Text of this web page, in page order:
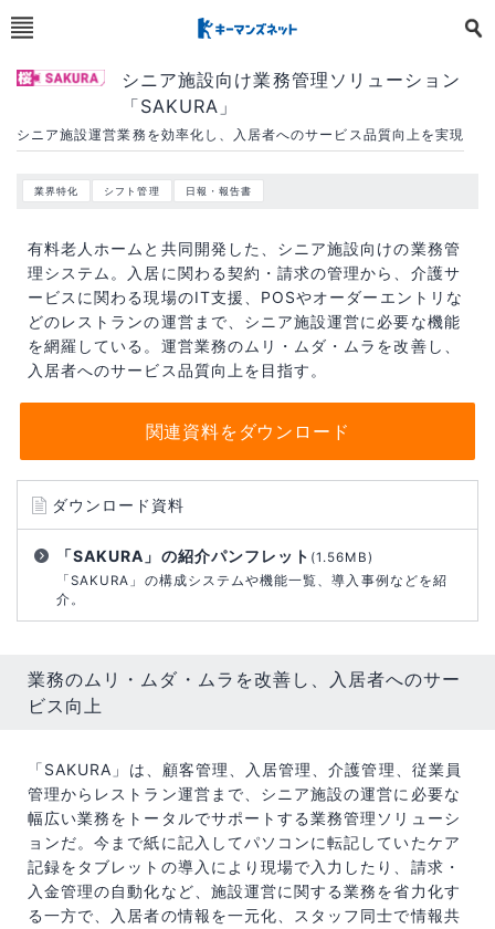
シニア施設向け業務管理ソリューション
「SAKURA」
シニア施設運営業務を効率化し、入居者へのサービス品質向上を実現
業界特化 シフト管理 日報・報告書
有料老人ホームと共同開発した、シニア施設向けの業務管
理システム。入居に関わる契約・請求の管理から、介護サ
ービスに関わる現場のIT支援、POSやオーダーエントリな
どのレストランの運営まで、シニア施設運営に必要な機能
を網羅している。運営業務のムリ・ムダ・ムラを改善し、
入居者へのサービス品質向上を目指す。
関連資料をダウンロード
ダウンロード資料
「SAKURA」の紹介パンフレット (1.56MB)
「SAKURA」の構成システムや機能一覧、導入事例などを紹
介。
業務のムリ・ムダ・ムラを改善し、入居者へのサー
ビス向上
「SAKURA」は、顧客管理、入居管理、介護管理、従業員
管理からレストラン運営まで、シニア施設の運営に必要な
幅広い業務をトータルでサポートする業務管理ソリューシ
ョンだ。今まで紙に記入してパソコンに転記していたケア
記録をタブレットの導入により現場で入力したり、請求・
入金管理の自動化など、施設運営に関する業務を省力化す
る一方で、入居者の情報を一元化、スタッフ同士で情報共